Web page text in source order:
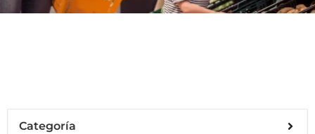
Categoría